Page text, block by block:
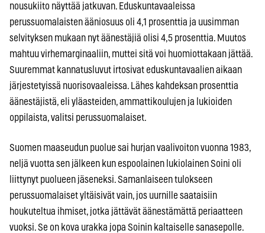
nousukiito näyttää jatkuvan. Eduskuntavaaleissa
perussuomalaisten ääniosuus oli 4,1 prosenttia ja uusimman
selvityksen mukaan nyt äänestäjiä olisi 4,5 prosenttia. Muutos
mahtuu virhemarginaaliin, muttei sitä voi huomiottakaan jättää.
Suuremmat kannatusluvut irtosivat eduskuntavaalien aikaan
järjestetyissä nuorisovaaleissa. Lähes kahdeksan prosenttia
äänestäjistä, eli yläasteiden, ammattikoulujen ja lukioiden
oppilaista, valitsi perussuomalaiset.
Suomen maaseudun puolue sai hurjan vaalivoiton vuonna 1983,
neljä vuotta sen jälkeen kun espoolainen lukiolainen Soini oli
liittynyt puolueen jäseneksi. Samanlaiseen tulokseen
perussuomalaiset yltäisivät vain, jos uurnille saataisiin
houkuteltua ihmiset, jotka jättävät äänestämättä periaatteen
vuoksi. Se on kova urakka jopa Soinin kaltaiselle sanasepolle.